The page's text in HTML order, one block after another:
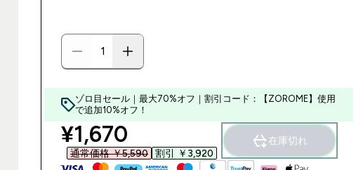
ゾロ目セール｜最大70%オフ｜割引コード：【ZOROME】使用
で追加10%オフ！
discounted price
¥1,670‎
通常価格 ￥5,590‎ 割引 ￥3,920‎
在庫切れ